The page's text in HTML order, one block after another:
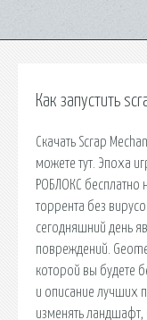
Как запустить
Скачать Scrap
можете тут. Эпоха
РОБЛОКС бесплатно
торрента без
сегодняшний день
повреждений.
которой вы будете
и описание лучших
изменять ландшафт,